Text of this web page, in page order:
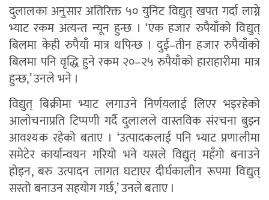
दुलालका अनुसार अतिरिक्त ५० युनिट विद्युत् खपत गर्दा लाग्ने
भ्याट रकम अत्यन्त न्यून हुन्छ । ‘एक हजार रुपैयाँको विद्युत्
बिलमा केही रुपैयाँ मात्र थपिन्छ । दुई–तीन हजार रुपैयाँको
बिलमा पनि वृद्धि हुने रकम २०–२५ रुपैयाँको हाराहारीमा मात्र
हुन्छ,’ उनले भने ।
विद्युत् बिक्रीमा भ्याट लगाउने निर्णयलाई लिएर भइरहेको
आलोचनाप्रति टिप्पणी गर्दै दुलालले वास्तविक संरचना बुझ्न
आवश्यक रहेको बताए । ‘उत्पादकलाई पनि भ्याट प्रणालीमा
समेटेर कार्यान्वयन गरियो भने यसले विद्युत् महँगो बनाउने
होइन, बरु उत्पादन लागत घटाएर दीर्घकालीन रूपमा विद्युत्
सस्तो बनाउन सहयोग गर्छ,’ उनले बताए ।